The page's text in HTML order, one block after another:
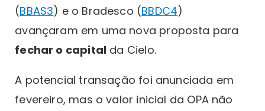
(BBAS3) e o Bradesco (BBDC4)
avançaram em uma nova proposta para
fechar o capital da Cielo.
A potencial transação foi anunciada em
fevereiro, mas o valor inicial da OPA não